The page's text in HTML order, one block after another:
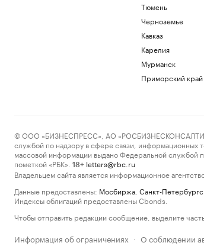
Тюмень
Черноземье
Кавказ
Карелия
Мурманск
Приморский край
© ООО «БИЗНЕСПРЕСС», АО «РОСБИЗНЕСКОНСАЛТИНГ»,
службой по надзору в сфере связи, информационных
массовой информации выдано Федеральной службой
пометкой «РБК».
18+ letters@rbc.ru
Владельцем сайта является информационное
Данные предоставлены: Мосбиржа Санкт-
Индексы облигаций предоставлены Cbonds.
Чтобы отправить редакции сообщение, выделите
Информация об ограничениях · О соблюдении